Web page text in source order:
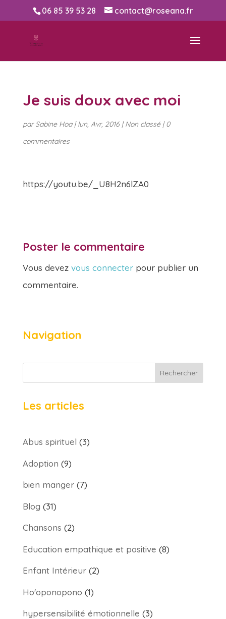
06 85 39 53 28 contact@roseana.fr
Je suis doux avec moi
parSabine Hoa|lun, Avr, 2016|Non classé|0
commentaires
https://youtu.be/_U8H2n6lZA0
Poster le commentaire
Vous devez vous connecterpour publier un
commentaire.
Navigation
Rechercher
Les articles
Abus spirituel (3)
Adoption (9)
bien manger(7)
Blog (31)
Chansons (2)
Education empathique et positive (8)
Enfant Intérieur(2)
Ho'oponopono (1)
hypersensibilité émotionnelle (3)